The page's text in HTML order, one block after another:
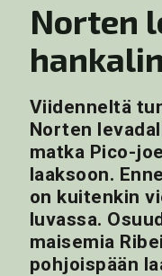
Norten
Viidenneltä
Norten
matka Pico-
laaksoon.
on kuitenkin
luvassa.
maisemia
pohjoispään